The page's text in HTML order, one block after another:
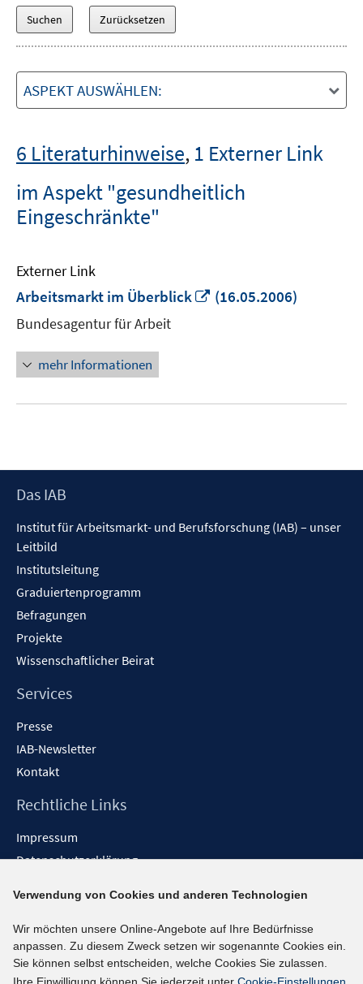
ASPEKT AUSWÄHLEN:
6 Literaturhinweise, 1 Externer Link
im Aspekt "gesundheitlich
Eingeschränkte"
Externer Link
Arbeitsmarkt im Überblick
In
(16.05.2006)
Bundesagentur für Arbeit
mehr Informationen
Footer
Das IAB
Institut für Arbeitsmarkt- und Berufsforschung (IAB) – unser
Leitbild
Institutsleitung
Graduiertenprogramm
Befragungen
Projekte
Wissenschaftlicher Beirat
Services
Presse
IAB-Newsletter
Kontakt
Rechtliche Links
Impressum
Datenschutzerklärung
Barrieren melden
Social-Media-Kanäle
BlueSky
Verwendung von Cookies und anderen Technologien
Wir möchten unsere Online-Angebote auf Ihre Bedürfnisse
anpassen. Zu diesem Zweck setzen wir sogenannte Cookies ein.
Sie können selbst entscheiden, welche Cookies Sie zulassen.